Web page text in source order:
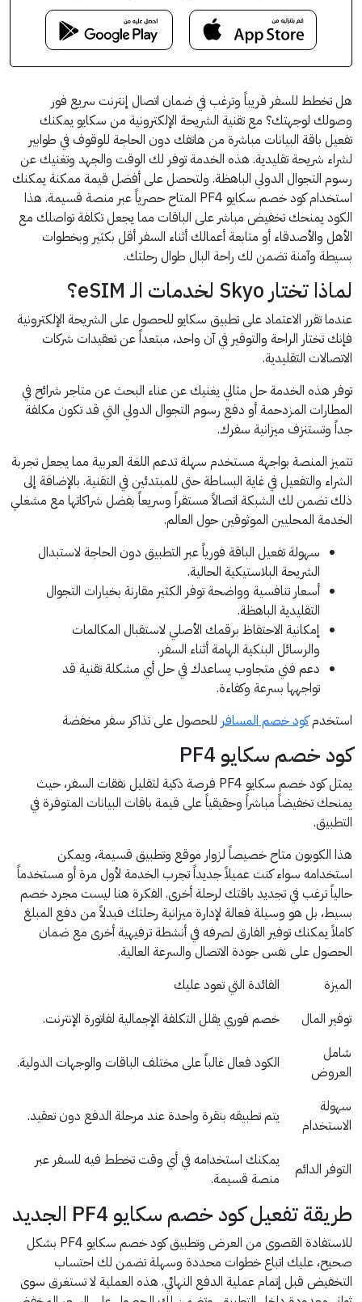
هل تخطط للسفر قريباً وترغب في ضمان اتصال إنترنت سريع فور
وصولك لوجهتك؟ مع تقنية الشريحة الإلكترونية من سكايو يمكنك
تفعيل باقة البيانات مباشرة من هاتفك دون الحاجة للوقوف في طوابير
لشراء شريحة تقليدية. هذه الخدمة توفر لك الوقت والجهد وتغنيك عن
رسوم التجوال الدولي الباهظة. ولتحصل على أفضل قيمة ممكنة يمكنك
استخدام كود خصم سكايو PF4 المتاح حصرياً عبر منصة قسيمة. هذا
الكود يمنحك تخفيض مباشر على الباقات مما يجعل تكلفة تواصلك مع
الأهل والأصدقاء أو متابعة أعمالك أثناء السفر أقل بكثير وبخطوات
بسيطة وآمنة تضمن لك راحة البال طوال رحلتك.
لماذا تختار Skyo لخدمات الـ eSIM؟
عندما تقرر الاعتماد على تطبيق سكايو للحصول على الشريحة الإلكترونية
فإنك تختار الراحة والتوفير في آن واحد، مبتعداً عن تعقيدات شركات
الاتصالات التقليدية.
توفر هذه الخدمة حل مثالي يغنيك عن عناء البحث عن متاجر شرائح في
المطارات المزدحمة أو دفع رسوم التجوال الدولي التي قد تكون مكلفة
جداً وتستنزف ميزانية سفرك.
تتميز المنصة بواجهة مستخدم سهلة تدعم اللغة العربية مما يجعل تجربة
الشراء والتفعيل في غاية البساطة حتى للمبتدئين في التقنية. بالإضافة إلى
ذلك تضمن لك الشبكة اتصالاً مستقراً وسريعاً بفضل شراكاتها مع مشغلي
الخدمة المحليين الموثوقين حول العالم.
سهولة تفعيل الباقة فورياً عبر التطبيق دون الحاجة لاستبدال
الشريحة البلاستيكية الحالية.
أسعار تنافسية وواضحة توفر الكثير مقارنة بخيارات التجوال
التقليدية الباهظة.
إمكانية الاحتفاظ برقمك الأصلي لاستقبال المكالمات
والرسائل البنكية الهامة أثناء السفر.
دعم فني متجاوب يساعدك في حل أي مشكلة تقنية قد
تواجهها بسرعة وكفاءة.
استخدمكود خصم المسافر للحصول على تذاكر سفر مخفضة
كود خصم سكايو PF4
يمثل كود خصم سكايو PF4 فرصة ذكية لتقليل نفقات السفر، حيث
يمنحك تخفيضاً مباشراً وحقيقياً على قيمة باقات البيانات المتوفرة في
التطبيق.
هذا الكوبون متاح خصيصاً لزوار موقع وتطبيق قسيمة، ويمكن
استخدامه سواء كنت عميلاً جديداً تجرب الخدمة لأول مرة أو مستخدماً
حالياً ترغب في تجديد باقتك لرحلة أخرى. الفكرة هنا ليست مجرد خصم
بسيط، بل هو وسيلة فعالة لإدارة ميزانية رحلتك فبدلاً من دفع المبلغ
كاملاً يمكنك توفير الفارق لصرفه في أنشطة ترفيهية أخرى مع ضمان
الحصول على نفس جودة الاتصال والسرعة العالية.
الميزة
الفائدة التي تعود عليك
توفير المال
خصم فوري يقلل التكلفة الإجمالية لفاتورة الإنترنت.
شامل
العروض
الكود فعال غالباً على مختلف الباقات والوجهات الدولية.
سهولة
الاستخدام
يتم تطبيقه بنقرة واحدة عند مرحلة الدفع دون تعقيد.
التوفر الدائم
يمكنك استخدامه في أي وقت تخطط فيه للسفر عبر
منصة قسيمة.
طريقة تفعيل كود خصم سكايو PF4 الجديد
للاستفادة القصوى من العرض وتطبيق كود خصم سكايو PF4 بشكل
صحيح، عليك اتباع خطوات محددة وسهلة تضمن لك احتساب
التخفيض قبل إتمام عملية الدفع النهائي. هذه العملية لا تستغرق سوى